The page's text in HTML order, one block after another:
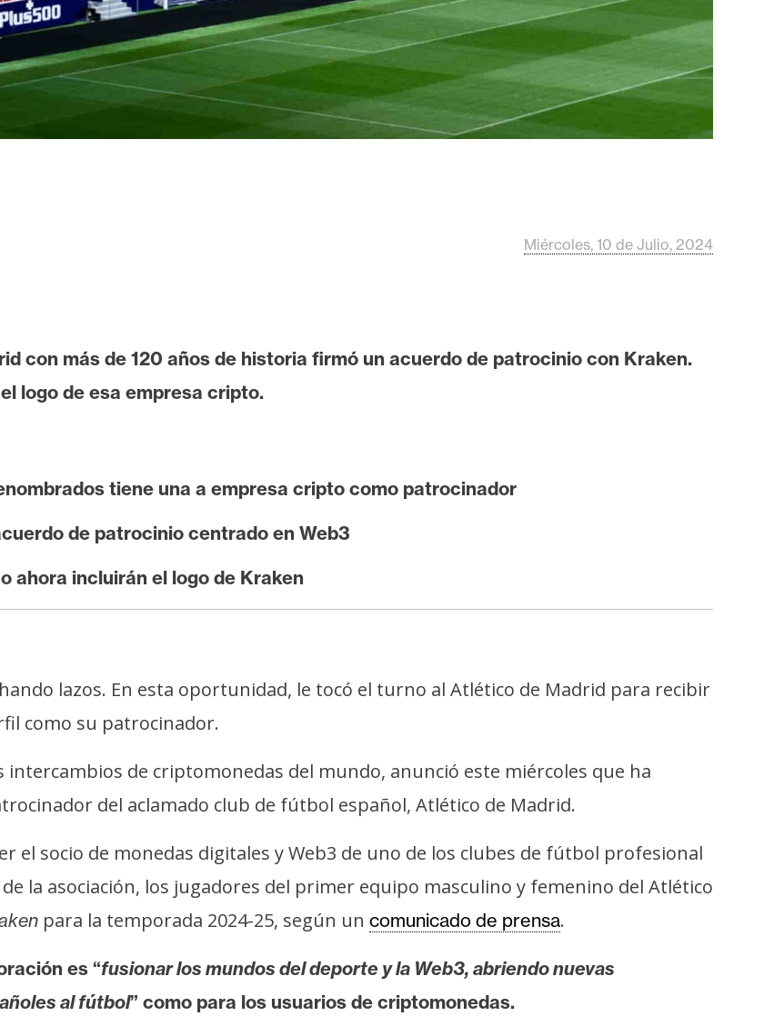
Miércoles, 10 de Julio, 2024
con más de 120 años de historia firmó un acuerdo de patrocinio con Kraken.
logo de esa empresa cripto.
tiene una a empresa cripto como patrocinador
de patrocinio centrado en Web3
ahora incluirán el logo de Kraken
lazos. En esta oportunidad, le tocó el turno al Atlético de Madrid para recibir
como su patrocinador.
de criptomonedas del mundo, anunció este miércoles que ha
del aclamado club de fútbol español, Atlético de Madrid.
el socio de monedas digitales y Web3 de uno de los clubes de fútbol profesional
la asociación, los jugadores del primer equipo masculino y femenino del Atlético
para la temporada 2024-25, según un comunicado de prensa.
es “fusionar los mundos del deporte y la Web3, abriendo nuevas
al fútbol” como para los usuarios de criptomonedas.